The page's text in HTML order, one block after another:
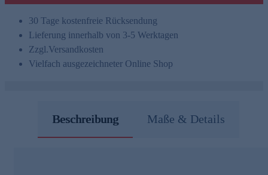
30 Tage kostenfreie Rücksendung
Lieferung innerhalb von 3-5 Werktagen
Zzgl.Versandkosten
Vielfach ausgezeichneter Online Shop
Beschreibung Maße & Details